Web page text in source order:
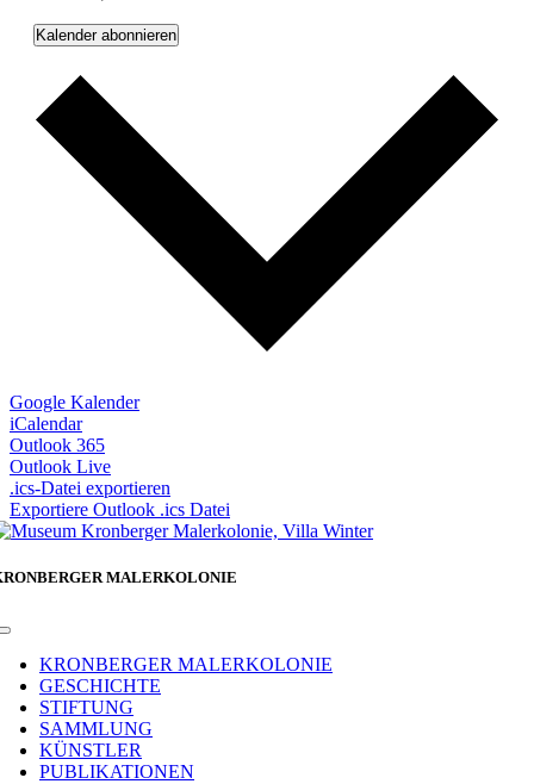
Kalender abonnieren
Google Kalender
iCalendar
Outlook 365
Outlook Live
.ics-Datei exportieren
Exportiere Outlook .ics Datei
MALERKOLONIE
Toggle
NavigationKRONBERGER MALERKOLONIE
GESCHICHTE
STIFTUNG
SAMMLUNG
KÜNSTLER
PUBLIKATIONEN